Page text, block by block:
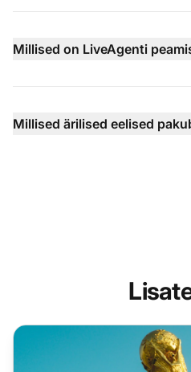
Millised on LiveAgenti
Millised ärilised eelised
LiveAgent tunnustatud